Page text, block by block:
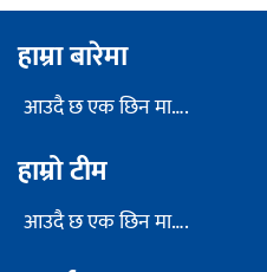
हाम्रा बारेमा
आउदै छ एक छिन मा….
हाम्रो टीम
आउदै छ एक छिन मा….